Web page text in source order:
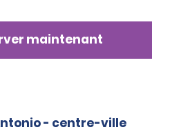
maintenant
- centre-ville